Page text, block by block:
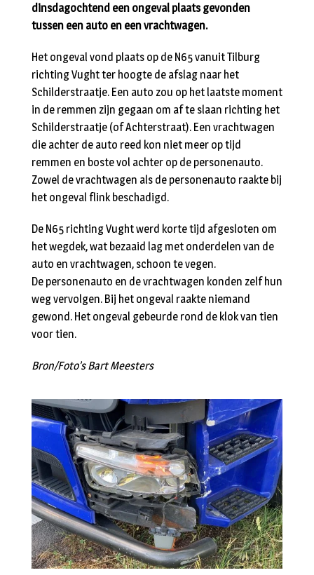
dinsdagochtend een ongeval plaats gevonden
tussen een auto en een vrachtwagen.
Het ongeval vond plaats op de N65 vanuit Tilburg
richting Vught ter hoogte de afslag naar het
Schilderstraatje. Een auto zou op het laatste moment
in de remmen zijn gegaan om af te slaan richting het
Schilderstraatje (of Achterstraat). Een vrachtwagen
die achter de auto reed kon niet meer op tijd
remmen en boste vol achter op de personenauto.
Zowel de vrachtwagen als de personenauto raakte bij
het ongeval flink beschadigd.
De N65 richting Vught werd korte tijd afgesloten om
het wegdek, wat bezaaid lag met onderdelen van de
auto en vrachtwagen, schoon te vegen.
De personenauto en de vrachtwagen konden zelf hun
weg vervolgen. Bij het ongeval raakte niemand
gewond. Het ongeval gebeurde rond de klok van tien
voor tien.
Bron/Foto’s Bart Meesters